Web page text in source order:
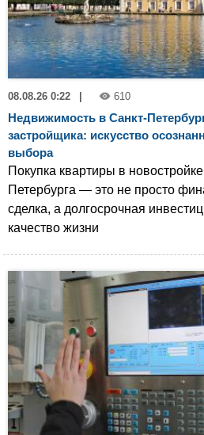
08.08.26 0:22 610
Недвижимость в Санкт-
застройщика: искусство
выбора
Покупка квартиры в
Петербурга — это не просто
сделка, а долгосрочная
качество жизни